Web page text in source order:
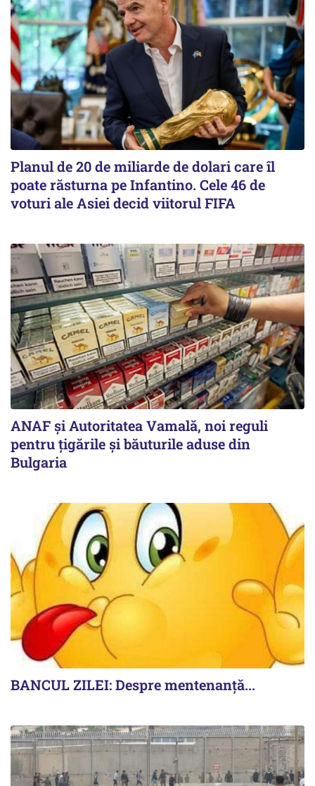
Planul de 20 de miliarde de dolari care îl
poate răsturna pe Infantino. Cele 46 de
voturi ale Asiei decid viitorul FIFA
ANAF și Autoritatea Vamală, noi reguli
pentru țigările și băuturile aduse din
Bulgaria
BANCUL ZILEI: Despre mentenanță...